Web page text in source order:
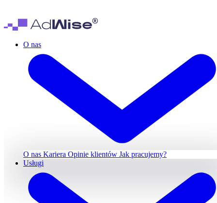
O nas
O nas Kariera Opinie klientów Jak pracujemy?
Usługi